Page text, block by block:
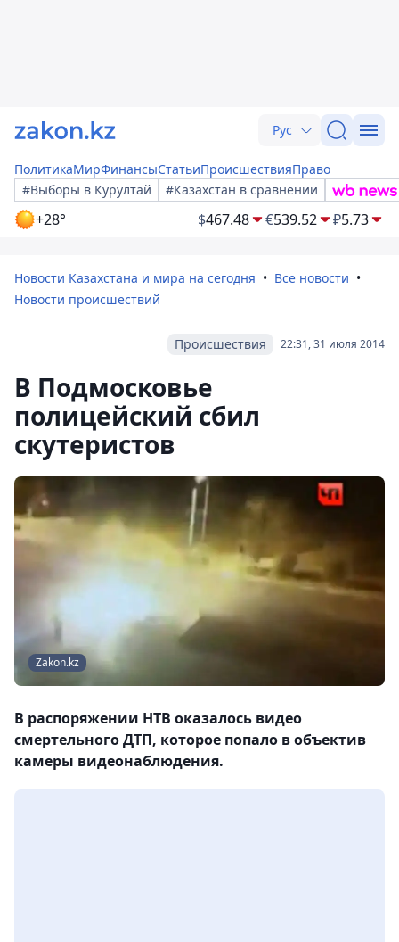
Рус
ПолитикаМирФинансыСтатьиПроисшествияПраво
#Выборы в Курултай
#Казахстан в сравнении
+28° $467.48 €539.52 ₽5.73
Новости Казахстана и мира на сегодня
Все новости
Новости происшествий
22:31, 31 июля 2014
Происшествия
В Подмосковье
полицейский сбил
скутеристов
Zakon.kz
В распоряжении НТВ оказалось видео
смертельного ДТП, которое попало в объектив
камеры видеонаблюдения.